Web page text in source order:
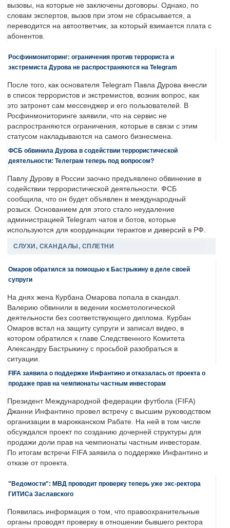
вызовы, на которые не заключены договоры. Однако, по
словам экспертов, вызов при этом не сбрасывается, а
переводится на автоответчик, за который взимается плата с
абонентов.
Росфинмониторинг: ограничения против террориста и
экстремиста Дурова не распространяются на Telegram
После того, как основателя Telegram Павла Дурова внесли
в список террористов и экстремистов, возник вопрос, как
это затронет сам мессенджер и его пользователей. В
Росфинмониторинге заявили, что на сервис не
распространяются ограничения, которые в связи с этим
статусом накладываются на самого бизнесмена.
ФСБ обвинила Дурова в содействии террористической
деятельности: Телеграм теперь под вопросом?
Павлу Дурову в России заочно предъявлено обвинение в
содействии террористической деятельности. ФСБ
сообщила, что он будет объявлен в международный
розыск. Основанием для этого стало неудаление
администрацией Telegram чатов и ботов, которые
используются для координации терактов и диверсий в РФ.
СЛУХИ, СКАНДАЛЫ, СПЛЕТНИ
Омаров обратился за помощью к Бастрыкину в деле своей
супруги
На днях жена Курбана Омарова попала в скандал.
Валерию обвинили в ведении косметологической
деятельности без соответствующего диплома. Курбан
Омаров встал на защиту супруги и записал видео, в
котором обратился к главе Следственного Комитета
Александру Бастрыкину с просьбой разобраться в
ситуации.
FIFA заявила о поддержке Инфантино и отказалась от проекта о
продаже прав на чемпионаты частным инвесторам
Президент Международной федерации футбола (FIFA)
Джанни Инфантино провел встречу с высшим руководством
организации в марокканском Рабате. На ней в том числе
обсуждался проект по созданию дочерней структуры для
продажи доли прав на чемпионаты частным инвесторам.
По итогам встречи FIFA заявила о поддержке Инфантино и
отказе от проекта.
"Ведомости": МВД проводит проверку теперь уже экс-ректора
ГИТИСа Заславского
Появилась информация о том, что правоохранительные
органы проводят проверку в отношении бывшего ректора